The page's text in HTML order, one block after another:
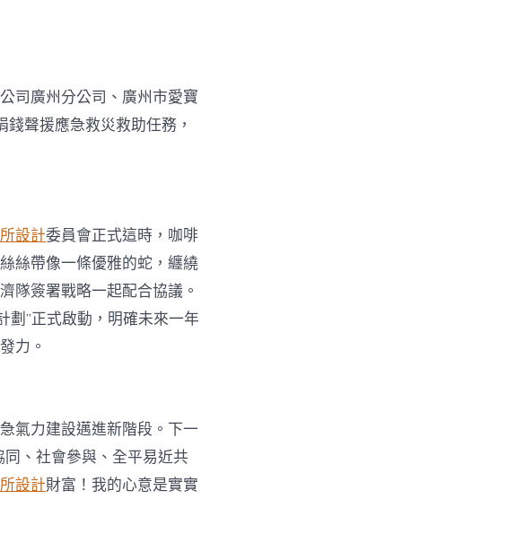
司廣州分公司、廣州市愛寶
錢聲援應急救災救助任務，
設計委員會正式這時，咖啡
絲帶像一條優雅的蛇，纏繞
隊簽署戰略一起配合協議。
劃”正式啟動，明確未來一年
力。
氣力建設邁進新階段。下一
、社會參與、全平易近共
設計財富！我的心意是實實